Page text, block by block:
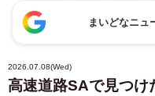
まいどなニュ
2026.07.08(Wed)
高速道路SAで見つ